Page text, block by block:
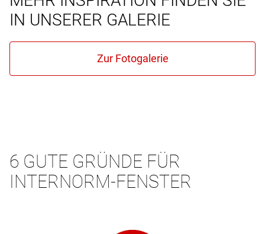
IN UNSERER GALERIE
6 GUTE GRÜNDE FÜR
INTERNORM-FENSTER